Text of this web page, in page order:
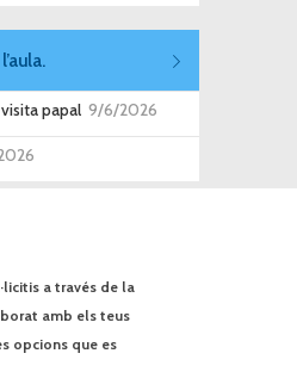
papal 9/6/2026
a través de la
amb els teus
opcions que es